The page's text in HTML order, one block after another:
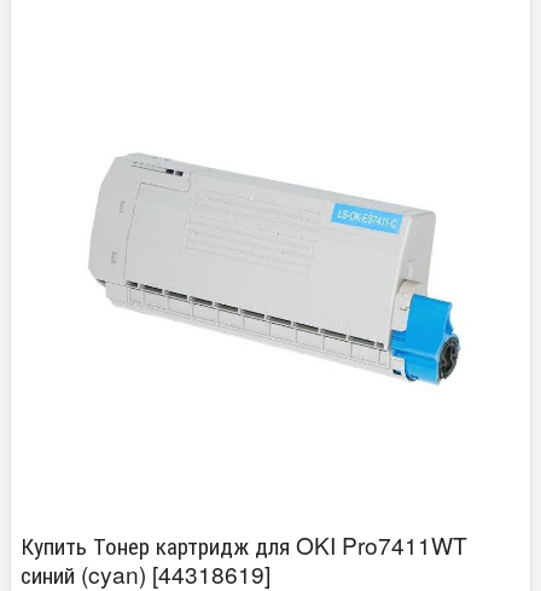
Купить Тонер картридж для OKI Pro7411WT
синий (cyan) [44318619]